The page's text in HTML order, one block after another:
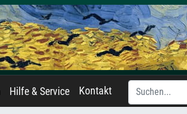
Hilfe & Service Kontakt